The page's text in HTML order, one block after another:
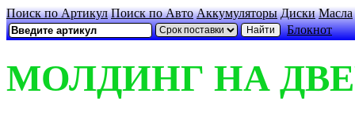
Поиск по Артикул Поиск по Авто Аккумуляторы Диски Масла
Блокнот
МОЛДИНГ НА